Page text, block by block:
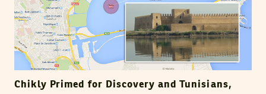
Chikly Primed for Discovery and Tunisians,